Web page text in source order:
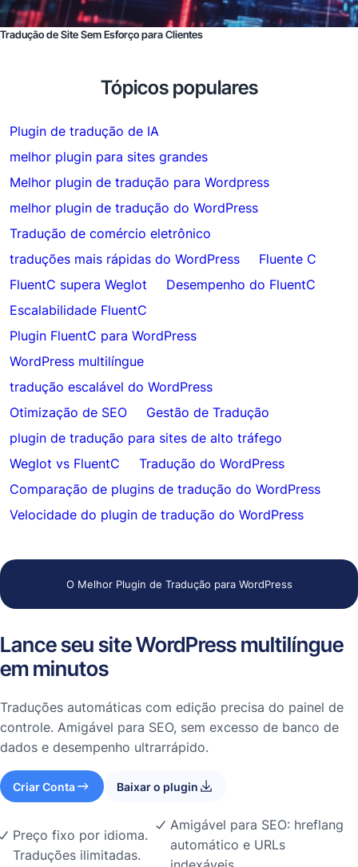
Tradução de Site Sem Esforço para Clientes
Tópicos populares
Plugin de tradução de IA
melhor plugin para sites grandes
Melhor plugin de tradução para Wordpress
melhor plugin de tradução do WordPress
Tradução de comércio eletrônico
traduções mais rápidas do WordPress
Fluente C
FluentC supera Weglot
Desempenho do FluentC
Escalabilidade FluentC
Plugin FluentC para WordPress
WordPress multilíngue
tradução escalável do WordPress
Otimização de SEO
Gestão de Tradução
plugin de tradução para sites de alto tráfego
Weglot vs FluentC
Tradução do WordPress
Comparação de plugins de tradução do WordPress
Velocidade do plugin de tradução do WordPress
O Melhor Plugin de Tradução para WordPress
Lance seu site WordPress multilíngue
em minutos
Traduções automáticas com edição precisa do painel de
controle. Amigável para SEO, sem excesso de banco de
dados e desempenho ultrarrápido.
Criar Conta Baixar o plugin
Preço fixo por idioma.
Traduções ilimitadas.
Amigável para SEO: hreflang
automático e URLs